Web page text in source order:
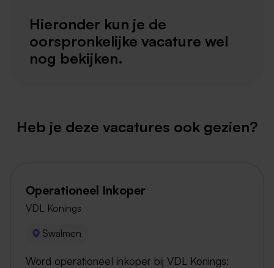
Hieronder kun je de
oorspronkelijke vacature wel
nog bekijken.
Heb je deze vacatures ook gezien?
Operationeel Inkoper
VDL Konings
Swalmen
Word operationeel inkoper bij VDL Konings: